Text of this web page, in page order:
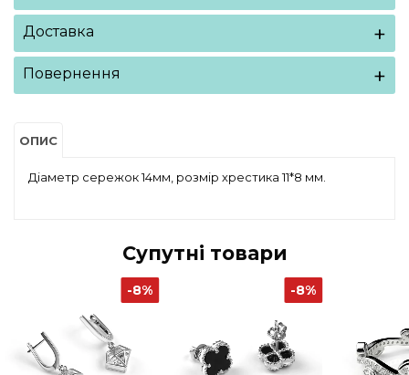
Доставка
Повернення
ОПИС
Діаметр сережок 14мм, розмір хрестика 11*8 мм.
Супутні товари
-8% -8%